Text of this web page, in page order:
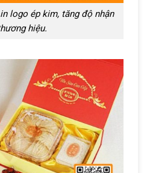
logo ép kim, tăng độ nhận
hiệu.